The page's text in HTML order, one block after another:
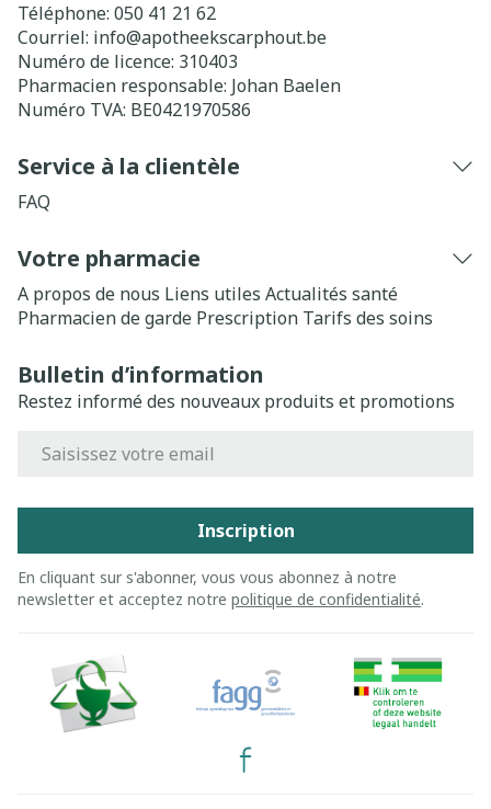
Téléphone: 050 41 21 62
Courriel: info@apotheekscarphout.be
Numéro de licence: 310403
Pharmacien responsable: Johan Baelen
Numéro TVA: BE0421970586
Service à la clientèle
FAQ
Votre pharmacie
A propos de nous Liens utiles Actualités santé
Pharmacien de garde Prescription Tarifs des soins
Bulletin d’information
Restez informé des nouveaux produits et promotions
Inscription
En cliquant sur s'abonner, vous vous abonnez à notre
newsletter et acceptez notre politique de confidentialité.